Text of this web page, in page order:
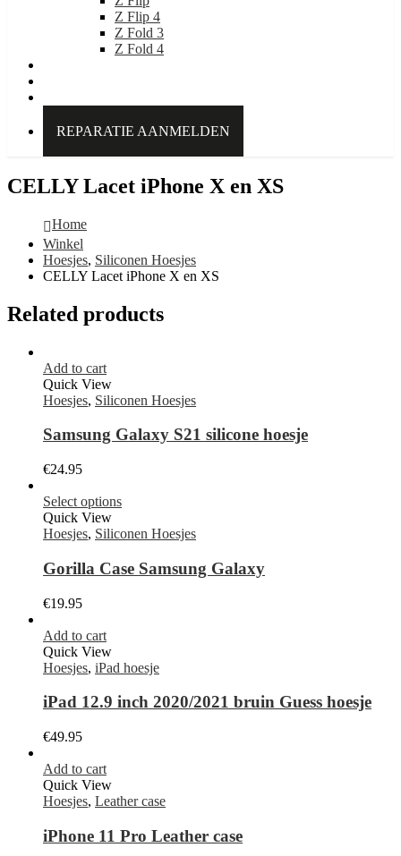
Z Flip 4
Z Fold 3
Z Fold 4
REPARATIE AANMELDEN
CELLY Lacet iPhone X en XS
Home
Winkel
Hoesjes, Siliconen Hoesjes
CELLY Lacet iPhone X en XS
Related products
Add to cart
Quick View
Hoesjes, Siliconen Hoesjes
Samsung Galaxy S21 silicone hoesje
€24.95
Select options
Quick View
Hoesjes, Siliconen Hoesjes
Gorilla Case Samsung Galaxy
€19.95
Add to cart
Quick View
Hoesjes, iPad hoesje
iPad 12.9 inch 2020/2021 bruin Guess hoesje
€49.95
Add to cart
Quick View
Hoesjes, Leather case
iPhone 11 Pro Leather case